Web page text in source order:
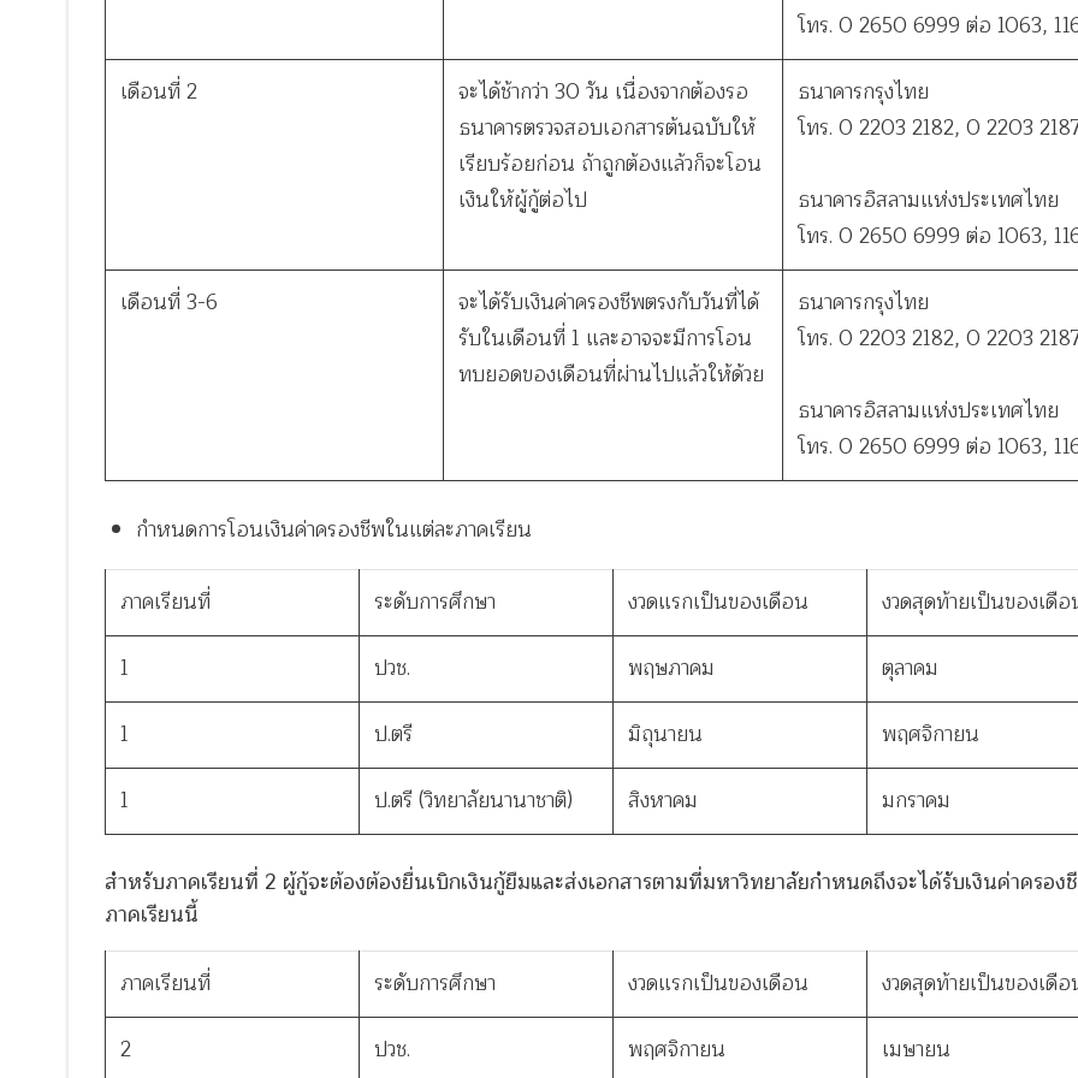
โทร. 0 2650 6999 ต่อ 1063,
เดือนที่ 2
จะได้ช้ากว่า 30 วัน เนื่องจากต้องรอ
ธนาคารตรวจสอบเอกสารต้นฉบับให้
เรียบร้อยก่อน ถ้าถูกต้องแล้วก็จะโอน
เงินให้ผู้กู้ต่อไป
ธนาคารกรุงไทย
โทร. 0 2203 2182, 0 2203
ธนาคารอิสลามแห่งประเทศไทย
โทร. 0 2650 6999 ต่อ 1063,
เดือนที่ 3-6
จะได้รับเงินค่าครองชีพตรงกับวันที่ได้
รับในเดือนที่ 1 และอาจจะมีการโอน
ทบยอดของเดือนที่ผ่านไปแล้วให้ด้วย
ธนาคารกรุงไทย
โทร. 0 2203 2182, 0 2203
ธนาคารอิสลามแห่งประเทศไทย
โทร. 0 2650 6999 ต่อ 1063,
กำหนดการโอนเงินค่าครองชีพในแต่ละภาคเรียน
ภาคเรียนที่ ระดับการศึกษา งวดแรกเป็นของเดือน
งวดสุดท้ายเป็นของเดื
1
ปวช. พฤษภาคม
ตุลาคม
1
ป.ตรี มิถุนายน
พฤศจิกายน
1
ป.ตรี (วิทยาลัยนานาชาติ) สิงหาคม มกราคม
สำหรับภาคเรียนที่ 2 ผู้กู้จะต้องต้องยื่นเบิกเงินกู้ยืมและส่งเอกสารตามที่มหาวิทยาลัยกำหนดถึงจะได้รับเงินค่าครอง
ภาคเรียนนี้
ภาคเรียนที่
ระดับการศึกษา งวดแรกเป็นของเดือน
งวดสุดท้ายเป็นของเดื
2
ปวช. พฤศจิกายน เมษายน